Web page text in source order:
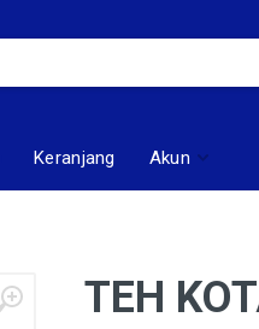
Keranjang Akun
TEH